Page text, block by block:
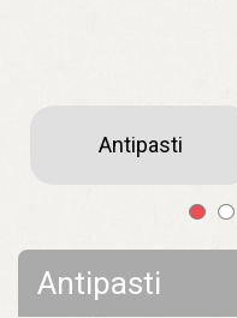
Antipasti
Antipasti